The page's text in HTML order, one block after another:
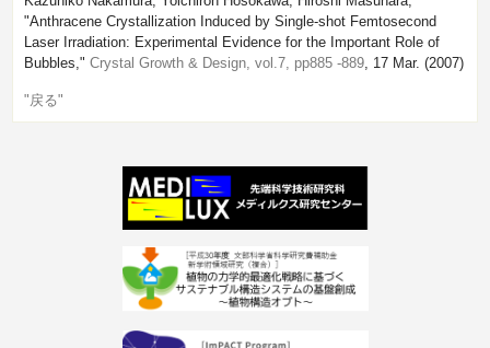
"Anthracene Crystallization Induced by Single-shot Femtosecond
Laser Irradiation: Experimental Evidence for the Important Role of
Bubbles,"Crystal Growth & Design, vol.7, pp885 -889, 17 Mar. (2007)
"戻る"